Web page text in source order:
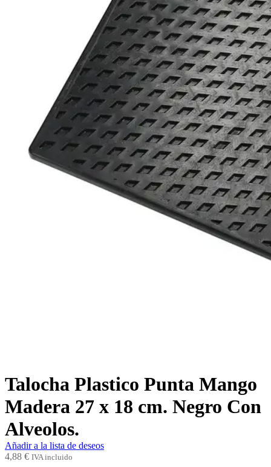
Talocha Plastico Punta Mango
Madera 27 x 18 cm. Negro Con
Alveolos.
Añadir a la lista de deseos
4,88 € IVA incluido